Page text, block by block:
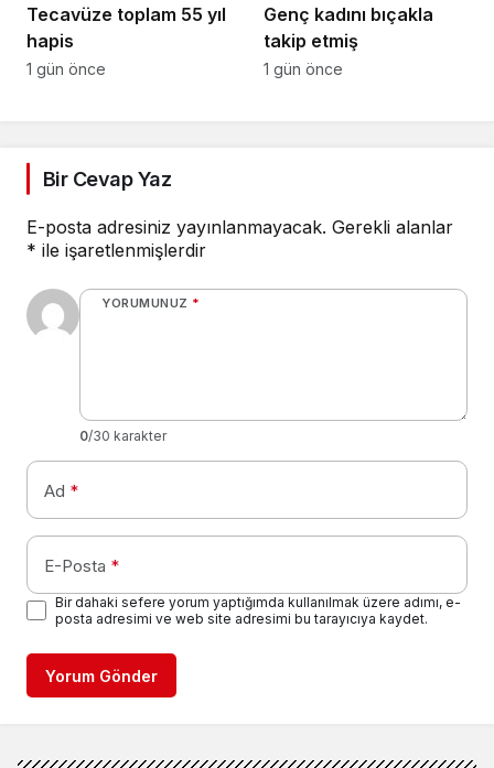
Tecavüze toplam 55 yıl
hapis
1 gün önce
Genç kadını bıçakla
takip etmiş
1 gün önce
Bir Cevap Yaz
E-posta adresiniz yayınlanmayacak. Gerekli alanlar
* ile işaretlenmişlerdir
YORUMUNUZ *
0/30 karakter
Ad *
E-Posta *
Bir dahaki sefere yorum yaptığımda kullanılmak üzere adımı, e-
posta adresimi ve web site adresimi bu tarayıcıya kaydet.
Yorum Gönder